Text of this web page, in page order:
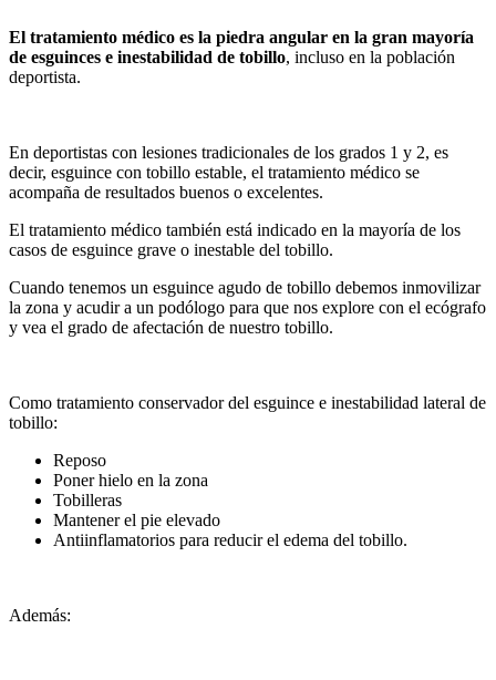
El tratamiento médico es la piedra angular en la gran mayoría
de esguinces e inestabilidad de tobillo, incluso en la población
deportista.
En deportistas con lesiones tradicionales de los grados 1 y 2, es
decir, esguince con tobillo estable, el tratamiento médico se
acompaña de resultados buenos o excelentes.
El tratamiento médico también está indicado en la mayoría de los
casos de esguince grave o inestable del tobillo.
Cuando tenemos un esguince agudo de tobillo debemos inmovilizar
la zona y acudir a un podólogo para que nos explore con el ecógrafo
y vea el grado de afectación de nuestro tobillo.
Como tratamiento conservador del esguince e inestabilidad lateral de
tobillo:
Reposo
Poner hielo en la zona
Tobilleras
Mantener el pie elevado
Antiinflamatorios para reducir el edema del tobillo.
Además: